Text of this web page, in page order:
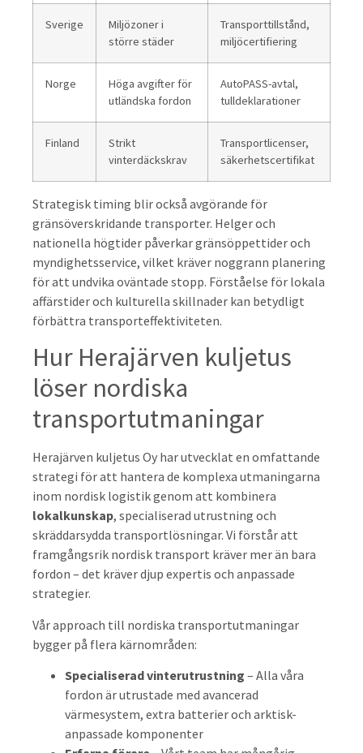
Sverige
Miljözoner i
större städer
Transporttillstånd,
miljöcertifiering
Norge
Höga avgifter för
utländska fordon
AutoPASS-avtal,
tulldeklarationer
Finland
Strikt
vinterdäckskrav
Transportlicenser,
säkerhetscertifikat
Strategisk timing blir också avgörande för
gränsöverskridande transporter. Helger och
nationella högtider påverkar gränsöppettider och
myndighetsservice, vilket kräver noggrann planering
för att undvika oväntade stopp. Förståelse för lokala
affärstider och kulturella skillnader kan betydligt
förbättra transporteffektiviteten.
Hur Herajärven kuljetus
löser nordiska
transportutmaningar
Herajärven kuljetus Oy har utvecklat en omfattande
strategi för att hantera de komplexa utmaningarna
inom nordisk logistik genom att kombinera
lokalkunskap, specialiserad utrustning och
skräddarsydda transportlösningar. Vi förstår att
framgångsrik nordisk transport kräver mer än bara
fordon – det kräver djup expertis och anpassade
strategier.
Vår approach till nordiska transportutmaningar
bygger på flera kärnområden:
Specialiserad vinterutrustning – Alla våra
fordon är utrustade med avancerad
värmesystem, extra batterier och arktisk-
anpassade komponenter